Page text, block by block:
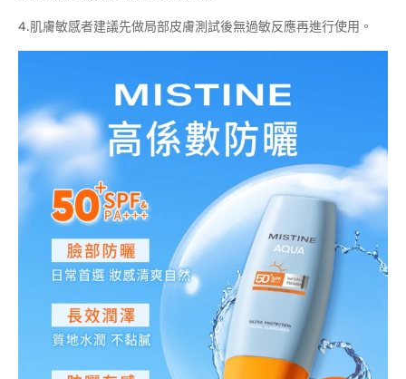
4.肌膚敏感者建議先做局部皮膚測試後無過敏反應再進行使用。